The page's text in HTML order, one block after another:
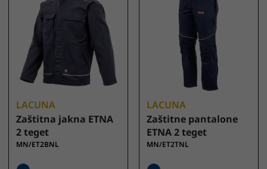
LACUNA
Zaštitna jakna ETNA
2 teget
MN/ET2BNL
LACUNA
Zaštitne pantalone
ETNA 2 teget
MN/ET2TNL